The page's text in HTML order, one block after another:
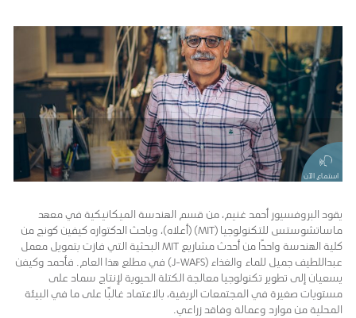
استماع الآن
يقود البروفسيور أحمد غنيم، من قسم الهندسة الميكانيكية في معهد
ماساتشوستس للتكنولوجيا (MIT) (أعلاه)، وباحث الدكتواره كيفين كونج من
كلية الهندسة واحدًا من أحدث مشاريع MIT البحثية التي فازت بتمويل معمل
عبداللطيف جميل للماء والغذاء (J-WAFS) في مطلع هذا العام. فأحمد وكيفن
يسعيان إلى تطوير تكنولوجيا معالجة الكتلة الحيوية لإنتاج سماد على
مستويات صغيرة في المجتمعات الريفية، بالاعتماد غالبًا على ما في البيئة
المحلية من موارد وعمالة وفاقد زراعي.